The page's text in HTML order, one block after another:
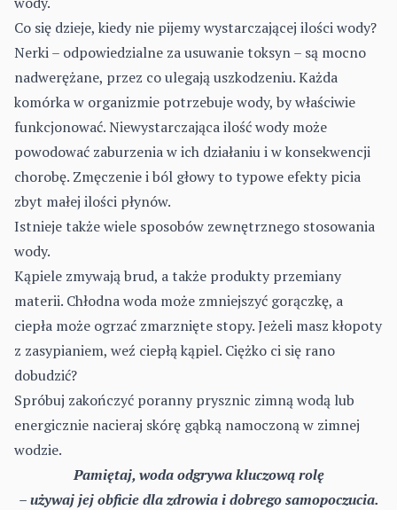
Co się dzieje, kiedy nie pijemy wystarczającej ilości wody?
Nerki – odpowiedzialne za usuwanie toksyn – są mocno
nadwerężane, przez co ulegają uszkodzeniu. Każda
komórka w organizmie potrzebuje wody, by właściwie
funkcjonować. Niewystarczająca ilość wody może
powodować zaburzenia w ich działaniu i w konsekwencji
chorobę. Zmęczenie i ból głowy to typowe efekty picia
zbyt małej ilości płynów.
Istnieje także wiele sposobów zewnętrznego stosowania
wody.
Kąpiele zmywają brud, a także produkty przemiany
materii. Chłodna woda może zmniejszyć gorączkę, a
ciepła może ogrzać zmarznięte stopy. Jeżeli masz kłopoty
z zasypianiem, weź ciepłą kąpiel. Ciężko ci się rano
dobudzić?
Spróbuj zakończyć poranny prysznic zimną wodą lub
energicznie nacieraj skórę gąbką namoczoną w zimnej
wodzie.
Pamiętaj, woda odgrywa kluczową rolę
– używaj jej obficie dla zdrowia i dobrego samopoczucia.